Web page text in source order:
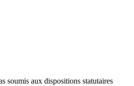
soumis aux dispositions statutaires